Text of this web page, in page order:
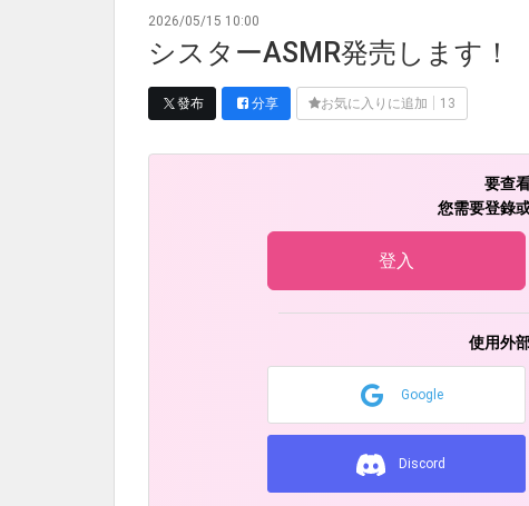
2026/05/15 10:00
シスターASMR発売します！
發布 分享 お気に入りに追加 13
要查
您需要登錄
登入
使用外
Google
Discord